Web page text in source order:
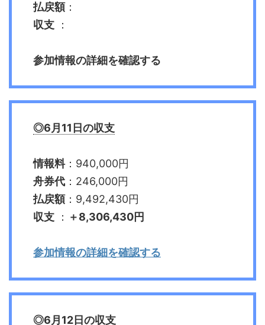
払戻額：
収支 ：
参加情報の詳細を確認する
◎6月11日の収支
情報料：940,000円
舟券代 ：246,000円
払戻額：9,492,430円
収支 ： ＋8,306,430円
参加情報の詳細を確認する
◎6月12日の収支